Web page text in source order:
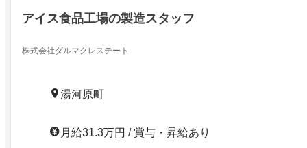
アイス食品工場の製造スタッフ
株式会社ダルマクレステート
湯河原町
月給31.3万円 / 賞与・昇給あり